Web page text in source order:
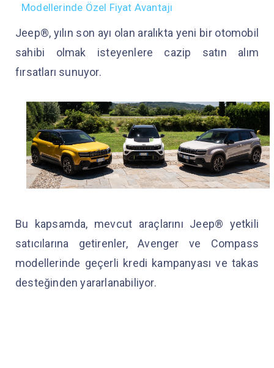
Modellerinde Özel Fiyat Avantajı
Jeep®, yılın son ayı olan aralıkta yeni bir otomobil
sahibi olmak isteyenlere cazip satın alım
fırsatları sunuyor.
Bu kapsamda, mevcut araçlarını Jeep® yetkili
satıcılarına getirenler, Avenger ve Compass
modellerinde geçerli kredi kampanyası ve takas
desteğinden yararlanabiliyor.